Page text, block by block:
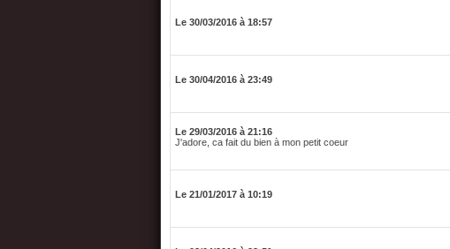
Le 30/03/2016 à 18:57
Le 30/04/2016 à 23:49
Le 29/03/2016 à 21:16
J'adore, ca fait du bien à mon petit coeur
Le 21/01/2017 à 10:19